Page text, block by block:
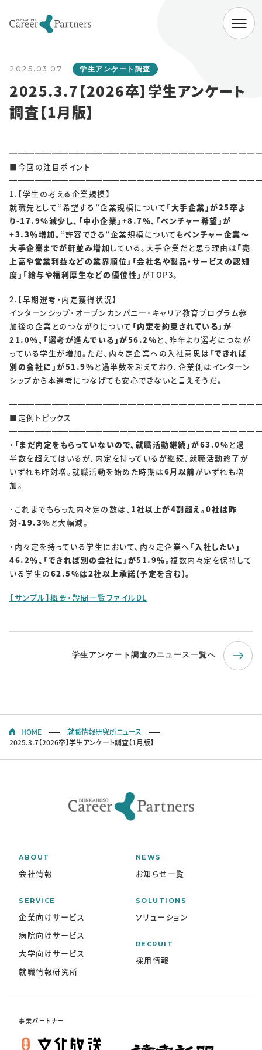
2025.03.07 学生アンケート調査
2025.3.7【2026卒】学生アンケート
調査【1月版】
■今回の注目ポイント
1.【学生の考える企業規模】
就職先として“希望する”企業規模について 「大手企業」が25卒よ
り-17.9％減少し、「中小企業」+8.7％、「ベンチャー希望」が
+3.3％増加。“許容できる”企業規模についてもベンチャー企業～
大手企業までが軒並み増加 している。大手企業だと思う理由は「売
上高や営業利益などの業界順位」「会社名や製品・サービスの認知
度」「給与や福利厚生などの優位性」 がTOP3。
2.【早期選考・内定獲得状況】
インターンシップ・オープンカンパニー・キャリア教育プログラム参
加後の企業とのつながりについて 「内定を約束されている」が
21.0％、「選考が進んでいる」が56.2％と、昨年より選考につなが
っている学生が増加。ただ、内々定企業への入社意思は 「できれば
別の会社に」が51.9％と過半数を超えており、企業側はインターン
シップから本選考につなげても安心できないと言えそうだ。
■定例トピックス
・ 「まだ内定をもらっていないので、就職活動継続」が63.0％と過
半数を超えてはいるが、内定を持っているが継続、就職活動終了が
いずれも昨対増。就職活動を始めた時期は6月以前がいずれも増
加。
・これまでもらった内々定の数は、 1社以上が4割超え。0社は昨
対-19.3％ と大幅減。
・内々定を持っている学生において、内々定企業へ 「入社したい」
46.2％、「できれば別の会社に」が51.9％。複数内々定を保持して
いる学生の62.5％は2社以上承諾(予定を含む)。
【サンプル】概要・設問一覧ファイルDL
学生アンケート調査のニュース一覧へ
HOME
就職情報研究所ニュース
2025.3.7【2026卒】学生アンケート調査【1月版】
ABOUT
会社情報
SERVICE
企業向けサービス
病院向けサービス
大学向けサービス
就職情報研究所
NEWS
お知らせ一覧
SOLUTIONS
ソリューション
RECRUIT
採用情報
事業パートナー
会社情報
代表挨拶 経営理念 会社概要
SERVICE
大学向けサービス
NEWS
お知らせ一覧
SOLUTIONS
RECRUIT
採用情報
新卒採用 中途採用
個人情報保護方針 個人情報取り扱いについて
CONTACT